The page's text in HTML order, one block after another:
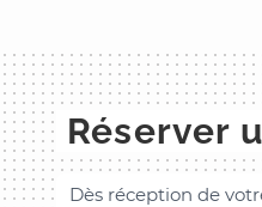
Réserver
Dès réception de